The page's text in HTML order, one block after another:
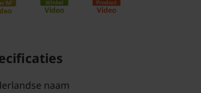
naam